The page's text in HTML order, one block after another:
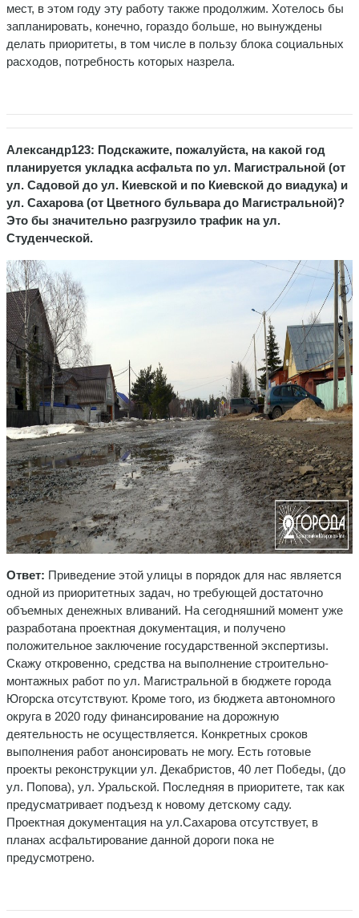
мест, в этом году эту работу также продолжим. Хотелось бы
запланировать, конечно, гораздо больше, но вынуждены
делать приоритеты, в том числе в пользу блока социальных
расходов, потребность которых назрела.
Александр123: Подскажите, пожалуйста, на какой год
планируется укладка асфальта по ул. Магистральной (от
ул. Садовой до ул. Киевской и по Киевской до виадука) и
ул. Сахарова (от Цветного бульвара до Магистральной)?
Это бы значительно разгрузило трафик на ул.
Студенческой.
Ответ: Приведение этой улицы в порядок для нас является
одной из приоритетных задач, но требующей достаточно
объемных денежных вливаний. На сегодняшний момент уже
разработана проектная документация, и получено
положительное заключение государственной экспертизы.
Скажу откровенно, средства на выполнение строительно-
монтажных работ по ул. Магистральной в бюджете города
Югорска отсутствуют. Кроме того, из бюджета автономного
округа в 2020 году финансирование на дорожную
деятельность не осуществляется. Конкретных сроков
выполнения работ анонсировать не могу. Есть готовые
проекты реконструкции ул. Декабристов, 40 лет Победы, (до
ул. Попова), ул. Уральской. Последняя в приоритете, так как
предусматривает подъезд к новому детскому саду.
Проектная документация на ул.Сахарова отсутствует, в
планах асфальтирование данной дороги пока не
предусмотрено.